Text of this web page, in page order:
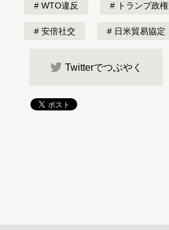
WTO違反 トランプ政権
安倍社交 日米貿易協定
Twitterでつぶやく